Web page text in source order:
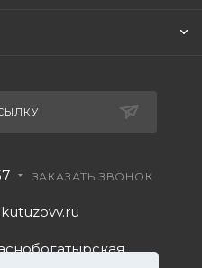
ЗАКАЗАТЬ ЗВОНОК